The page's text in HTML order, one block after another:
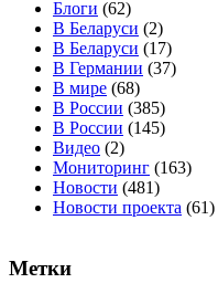
Блоги (62)
В Беларуси (2)
В Беларуси (17)
В Германии (37)
В мире (68)
В России (385)
В России (145)
Видео (2)
Мониторинг (163)
Новости (481)
Новости проекта (61)
Метки